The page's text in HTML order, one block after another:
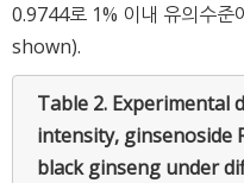
0.9744로 1% 이내 유의수
shown).
Table 2. Experimental
intensity, ginsenoside
black ginseng under